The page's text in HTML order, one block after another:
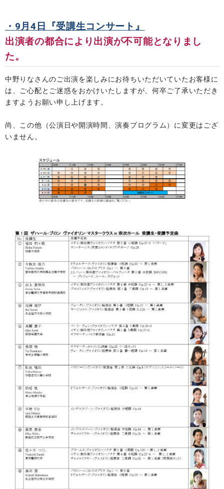
・9月4日『受講生コンサート』
出演者の都合により出演が不可能となりまし
た。
中野りなさんのご出演を楽しみにお待ちいただいていたお客様に
は、ご心配とご迷惑をおかけいたしますが、何卒ご了承いただき
ますようお願い申し上げます。
尚、この他（公演日や開演時間、演奏プログラム）に変更はござ
いません。